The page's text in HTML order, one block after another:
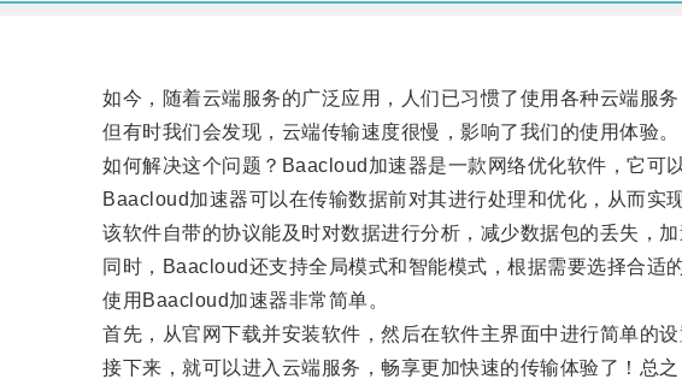
如今，随着云端服务的广泛应用，人们已习惯了使用各种云端服务
但有时我们会发现，云端传输速度很慢，影响了我们的使用体验。
如何解决这个问题？Baacloud加速器是一款网络优化软件，它可以
Baacloud加速器可以在传输数据前对其进行处理和优化，从而实现
该软件自带的协议能及时对数据进行分析，减少数据包的丢失，加
同时，Baacloud还支持全局模式和智能模式，根据需要选择合适的
使用Baacloud加速器非常简单。
首先，从官网下载并安装软件，然后在软件主界面中进行简单的设
接下来，就可以进入云端服务，畅享更加快速的传输体验了！总之